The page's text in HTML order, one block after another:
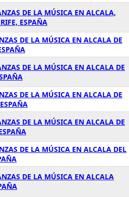
DE LA MÚSICA EN ALCALA,
ESPAÑA
DE LA MÚSICA EN ALCALA DE
DE LA MÚSICA EN ALCALA DE
DE LA MÚSICA EN ALCALA DE
DE LA MÚSICA EN ALCALA DE
DE LA MÚSICA EN ALCALA DEL
DE LA MÚSICA EN ALCALA